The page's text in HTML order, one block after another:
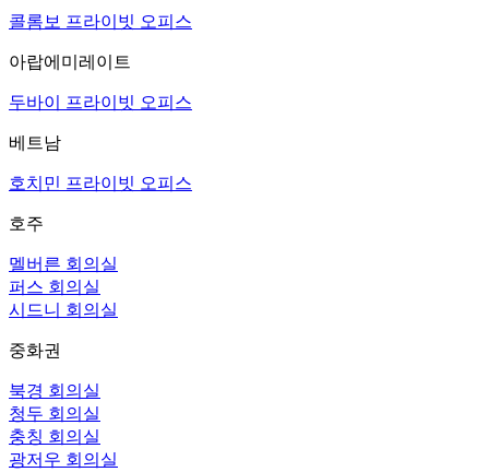
콜롬보 프라이빗 오피스
아랍에미레이트
두바이 프라이빗 오피스
베트남
호치민 프라이빗 오피스
호주
멜버른 회의실
퍼스 회의실
시드니 회의실
중화권
북경 회의실
청두 회의실
충칭 회의실
광저우 회의실